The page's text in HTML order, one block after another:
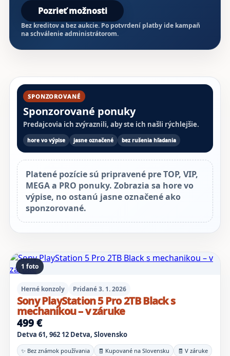
Pozrieť možnosti
Bez kreditov a bez aukcie. Po potvrdení platby ide kampaň
na schválenie administrátorom.
SPONZOROVANÉ
Sponzorované ponuky
Predajcovia ich zvýraznili, aby ste ich našli rýchlejšie.
hore vo výpise jasne označené bez rušenia hľadania
Platené pozície sú pripravené pre TOP, VIP,
MEGA a PRO ponuky. Zobrazia sa hore vo
výpise, no ostanú jasne označené ako
sponzorované.
1 foto
Herné konzoly Pridané 3. 1. 2026
Sony PlayStation 5 Pro 2TB Black s
mechanikou – v záruke
499 €
Detva 61, 962 12 Detva, Slovensko
✨ Bez známok používania 🧾 Kupované na Slovensku
🧾 V záruke